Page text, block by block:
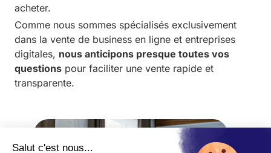
acheter.
Comme nous sommes spécialisés exclusivement
dans la vente de business en ligne et entreprises
digitales, nous anticipons presque toutes vos
questions pour faciliter une vente rapide et
transparente.
Salut c'est nous...